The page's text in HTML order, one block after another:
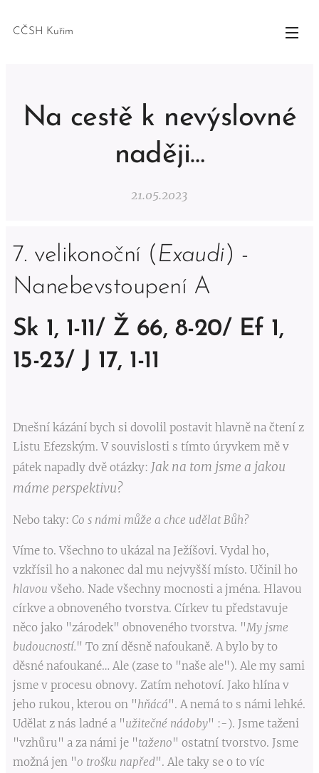
CČSH Kuřim
Na cestě k nevýslovné
naději…
21.05.2023
7. velikonoční ( Exaudi) -
Nanebevstoupení A
Sk 1, 1-11/ Ž 66, 8-20/ Ef 1,
15-23/ J 17, 1-11
Dnešní kázání bych si dovolil postavit hlavně na čtení z
Listu Efezským. V souvislosti s tímto úryvkem mě v
pátek napadly dvě otázky: Jak na tom jsme a jakou
máme perspektivu?
Nebo taky: Co s námi může a chce udělat Bůh?
Víme to. Všechno to ukázal na Ježíšovi. Vydal ho,
vzkřísil ho a nakonec dal mu nejvyšší místo. Učinil ho
hlavou všeho. Nade všechny mocnosti a jména. Hlavou
církve a obnoveného tvorstva. Církev tu představuje
něco jako "zárodek" obnoveného tvorstva. "My jsme
budoucností." To zní děsně nafoukaně. A bylo by to
děsné nafoukané… Ale (zase to "naše ale"). Ale my sami
jsme v procesu obnovy. Zatím nehotoví. Jako hlína v
jeho rukou, kterou on "hňácá". A nemá to s námi lehké.
Udělat z nás ladné a "užitečné nádoby" :-). Jsme taženi
"vzhůru" a za námi je "taženo" ostatní tvorstvo. Jsme
možná jen "o trošku napřed". Ale taky se o to víc